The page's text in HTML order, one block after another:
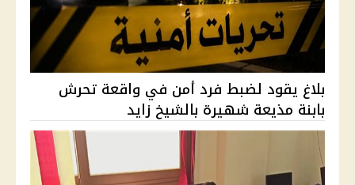
بلاغ يقود لضبط فرد أمن في واقعة تحرش
بابنة مذيعة شهيرة بالشيخ زايد